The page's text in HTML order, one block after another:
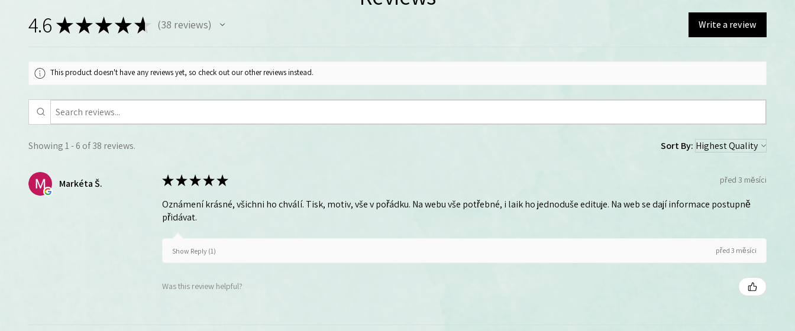
4.6 ★★★★★ 38 reviews
38 Write a review
This product doesn't have any reviews yet, so check out our other reviews instead.
Showing 1 - 6 of 38 reviews. Sort By:
Markéta Š. ★★★★★ před 3 měsíci
Oznámení krásné, všichni ho chválí. Tisk, motiv, vše v pořádku. Na webu vše potřebné, i laik ho jednoduše edituje. Na web se dají informace postupně
přidávat.
Show Reply (1) před 3 měsíci
Was this review helpful?